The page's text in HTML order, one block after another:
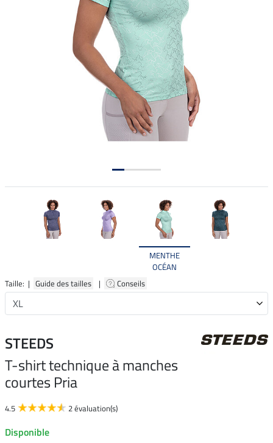
MENTHE
OCÉAN
Taille: | Guide des tailles | Conseils
STEEDS
T-shirt technique à manches
courtes Pria
4.5 2 évaluation(s)
Disponible